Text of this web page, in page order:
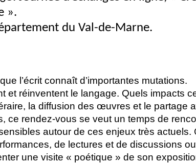
».
du Val-de-Marne.
l’écrit connaît d’importantes mutations.
et réinventent le langage. Quels impacts
la diffusion des œuvres et le partage
ce rendez-vous se veut un temps de
autour de ces enjeux très
de lectures et de discussions
une visite « poétique » de son